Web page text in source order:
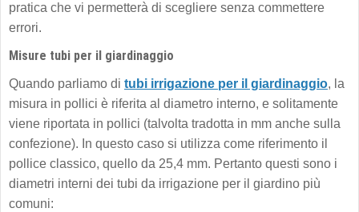
pratica che vi permetterà di scegliere senza commettere
errori.
Misure tubi per il giardinaggio
Quando parliamo di tubi irrigazione per il giardinaggio, la
misura in pollici è riferita al diametro interno, e solitamente
viene riportata in pollici (talvolta tradotta in mm anche sulla
confezione). In questo caso si utilizza come riferimento il
pollice classico, quello da 25,4 mm. Pertanto questi sono i
diametri interni dei tubi da irrigazione per il giardino più
comuni: